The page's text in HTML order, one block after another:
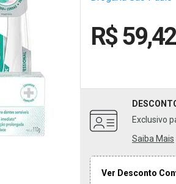
R$ 59,42
Exclusivo
Saiba Mais
Ver Desconto